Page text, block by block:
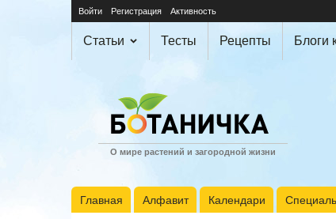
Войти Регистрация Активность
Статьи Тесты Рецепты Блоги
О мире растений и загородной жизни
Главная Алфавит Календари